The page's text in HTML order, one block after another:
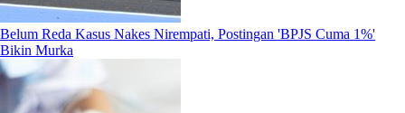
Belum Reda Kasus Nakes Nirempati, Postingan 'BPJS Cuma 1%'
Bikin Murka